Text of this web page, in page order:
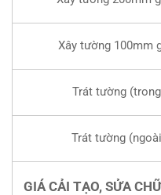
Xây tường 100mm
Trát tường
Trát tường
GIÁ CẢI TẠO, SỬA